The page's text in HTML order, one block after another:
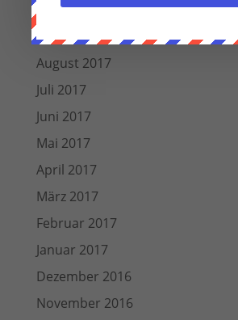
November 2017
Oktober 2017
August 2017
Juli 2017
Juni 2017
Mai 2017
April 2017
März 2017
Februar 2017
Januar 2017
Dezember 2016
November 2016